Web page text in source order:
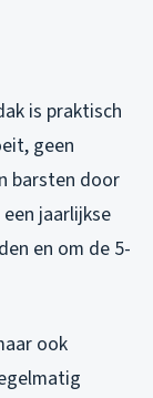
is praktisch
geen
barsten door
jaarlijkse
en om de 5-
ook